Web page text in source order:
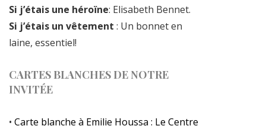
Si j’étais une héroïne: Elisabeth Bennet.
Si j’étais un vêtement : Un bonnet en
laine, essentiel!
CARTES BLANCHES DE NOTRE
INVITÉE
• Carte blanche à Emilie Houssa : Le Centre